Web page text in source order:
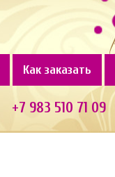
Как заказать
+7 983 510 71 09